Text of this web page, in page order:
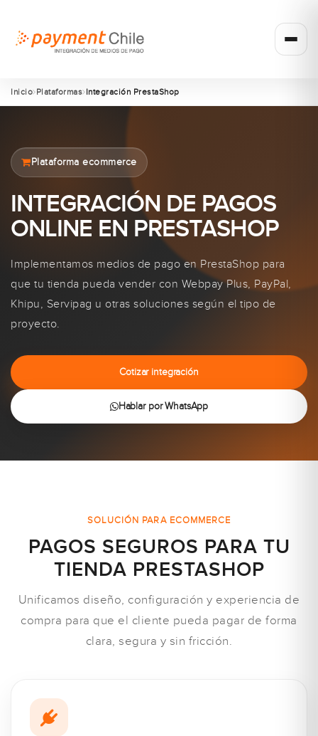
Inicio Plataformas Integración PrestaShop
Plataforma ecommerce
INTEGRACIÓN DE PAGOS
ONLINE EN PRESTASHOP
Implementamos medios de pago en PrestaShop para
que tu tienda pueda vender con Webpay Plus, PayPal,
Khipu, Servipag u otras soluciones según el tipo de
proyecto.
Cotizar integración
Hablar por WhatsApp
SOLUCIÓN PARA ECOMMERCE
PAGOS SEGUROS PARA TU
TIENDA PRESTASHOP
Unificamos diseño, configuración y experiencia de
compra para que el cliente pueda pagar de forma
clara, segura y sin fricción.